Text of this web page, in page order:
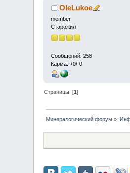
OleLukoe
member
Старожил
Сообщений: 258
Карма: +0/-0
Страницы: [1]
Минералогический форум »